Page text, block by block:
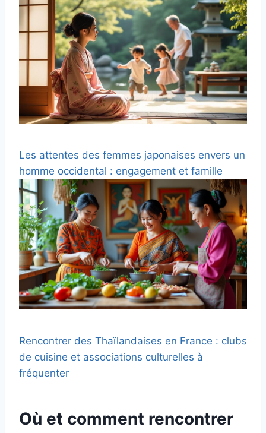
Les attentes des femmes japonaises envers un
homme occidental : engagement et famille
Rencontrer des Thaïlandaises en France : clubs
de cuisine et associations culturelles à
fréquenter
Où et comment rencontrer